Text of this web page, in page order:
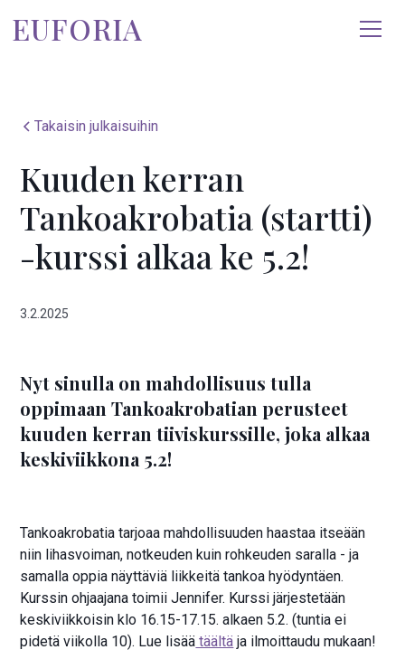
EUFORIA
Takaisin julkaisuihin
Kuuden kerran
Tankoakrobatia (startti)
-kurssi alkaa ke 5.2!
3.2.2025
Nyt sinulla on mahdollisuus tulla
oppimaan Tankoakrobatian perusteet
kuuden kerran tiiviskurssille, joka alkaa
keskiviikkona 5.2!
Tankoakrobatia tarjoaa mahdollisuuden haastaa itseään
niin lihasvoiman, notkeuden kuin rohkeuden saralla - ja
samalla oppia näyttäviä liikkeitä tankoa hyödyntäen.
Kurssin ohjaajana toimii Jennifer. Kurssi järjestetään
keskiviikkoisin klo 16.15-17.15. alkaen 5.2. (tuntia ei
pidetä viikolla 10). Lue lisää täältä ja ilmoittaudu mukaan!